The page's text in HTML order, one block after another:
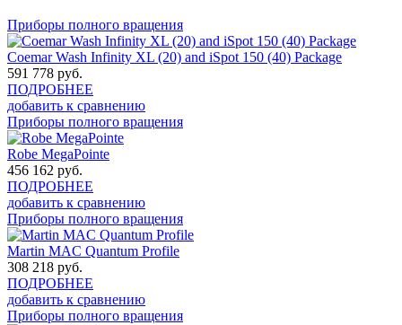
Приборы полного вращения
Coemar Wash Infinity XL (20) and iSpot 150 (40) Package
591 778 руб.
ПОДРОБНЕЕ
добавить к сравнению
Приборы полного вращения
Robe MegaPointe
456 162 руб.
ПОДРОБНЕЕ
добавить к сравнению
Приборы полного вращения
Martin MAC Quantum Profile
308 218 руб.
ПОДРОБНЕЕ
добавить к сравнению
Приборы полного вращения